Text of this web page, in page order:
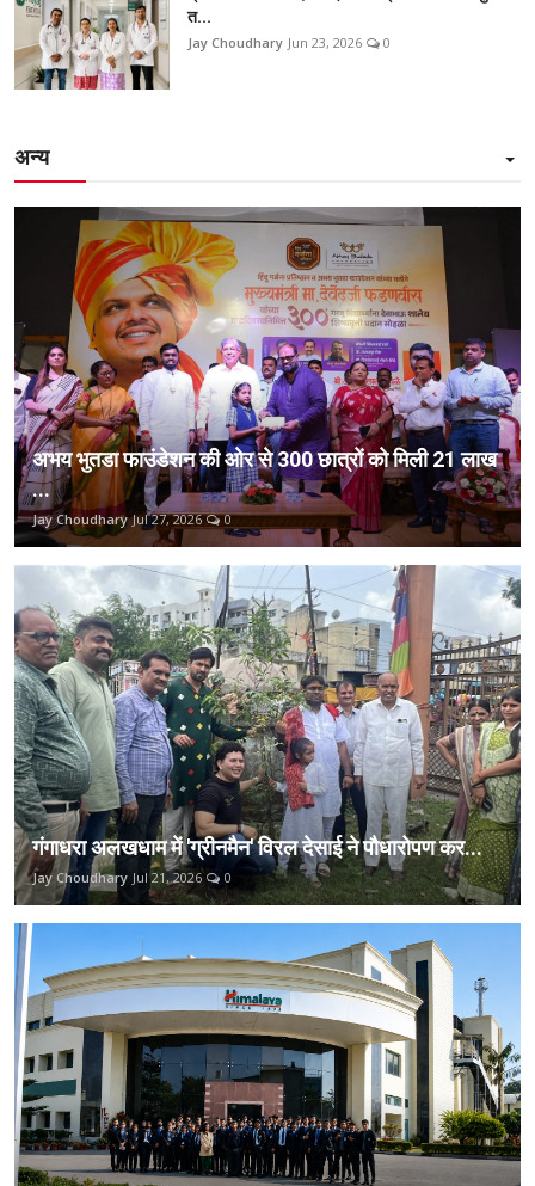
त...
Jay Choudhary Jun 23, 2026 0
अन्य
अभय भुतडा फाउंडेशन की ओर से 300 छात्रों को मिली 21 लाख
...
Jay Choudhary Jul 27, 2026 0
गंगाधरा अलखधाम में 'ग्रीनमैन' विरल देसाई ने पौधारोपण कर...
Jay Choudhary Jul 21, 2026 0